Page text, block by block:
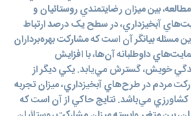
بين ميزان رضايتمندي روستائيان و
آبخيزداري، در سطح يک درصد ارتباط
مسئله بيانگر آن است که مشارکت بهره‌برداران
داوطلبانه آن‌ها، با افزايش
خويش، گسترش مي‌يابد. يکي ديگر از
مردم در طرح‌هاي آبخيزداري، ميزان تجربه
کشاورزي مي‌باشد. نتايج حاکي از آن است که